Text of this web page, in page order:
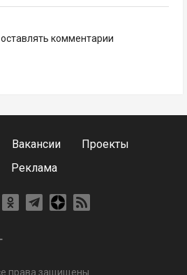
комментарии
Вакансии
Проекты
Реклама
права защищены